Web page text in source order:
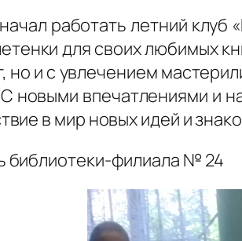
работать летний
для своих любимых
но и с увлечением
новыми впечатлениями и
в мир новых идей и
библиотеки-филиала № 24